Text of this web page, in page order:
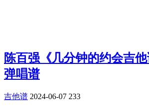
陈百强《几分钟的约会吉
弹唱谱
吉他谱 2024-06-07 233